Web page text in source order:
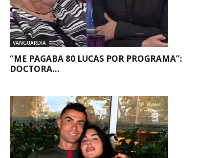
VANGUARDIA
“ME PAGABA 80 LUCAS POR PROGRAMA”:
DOCTORA...